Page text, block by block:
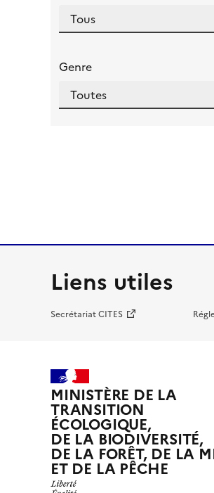
Genre
Liens utiles
Secrétariat CITES
MINISTÈRE DE LA
TRANSITION
ÉCOLOGIQUE,
DE LA BIODIVERSITÉ,
DE LA FORÊT, DE LA
ET DE LA PÊCHE